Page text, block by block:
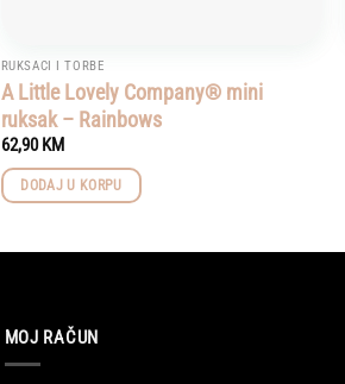
RUKSACI I TORBE
A Little Lovely Company® mini
ruksak – Rainbows
62,90KM
DODAJ U KORPU
MOJ RAČUN